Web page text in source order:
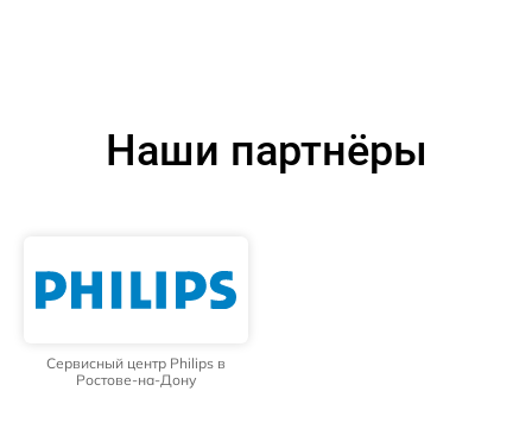
Наши партнёры
Сервисный центр Philips в
Ростове-на-Дону